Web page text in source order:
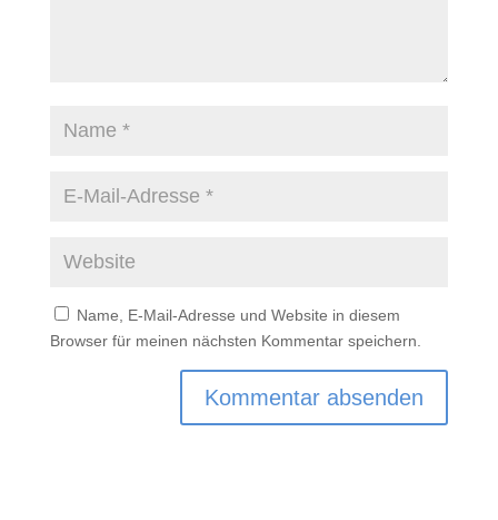
Name, E-Mail-Adresse und Website in diesem
Browser für meinen nächsten Kommentar speichern.